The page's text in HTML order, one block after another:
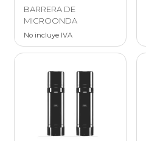
BARRERA DE
MICROONDA
No incluye IVA